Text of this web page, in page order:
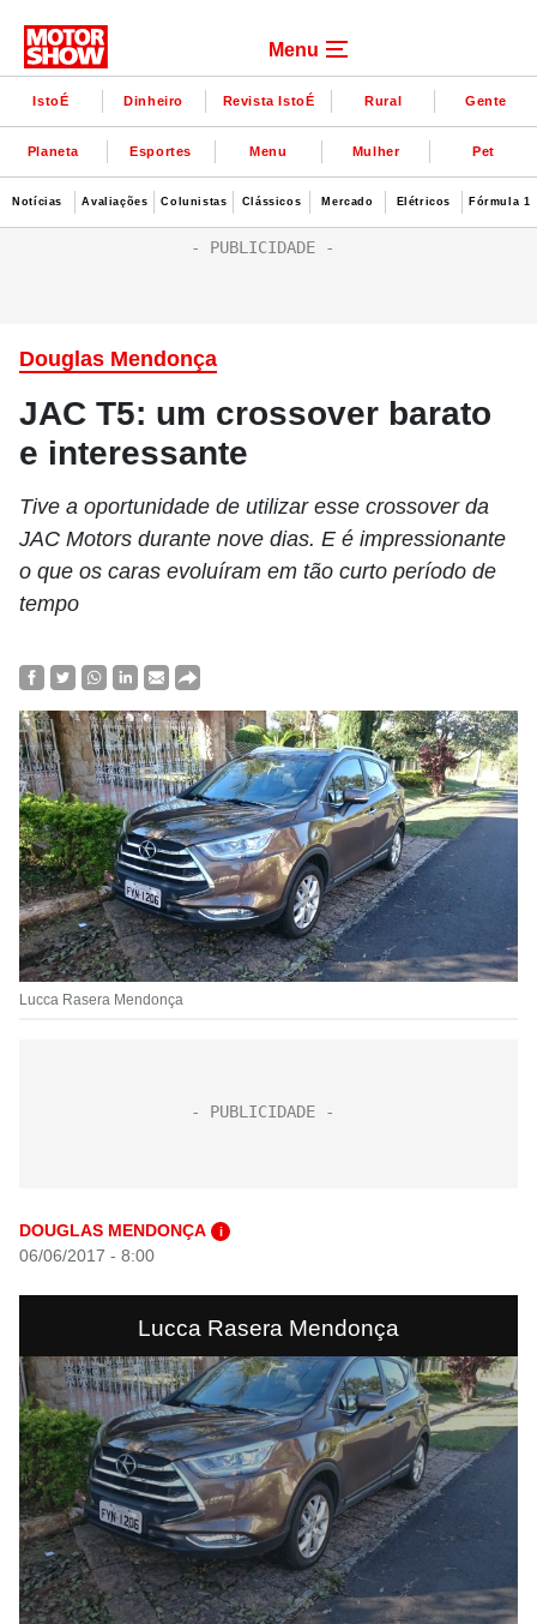
Menu
IstoÉ Dinheiro Revista IstoÉ Rural Gente
Planeta Esportes Menu Mulher Pet
Notícias Avaliações Colunistas Clássicos Mercado Elétricos Fórmula 1
Douglas Mendonça
JAC T5: um crossover barato
e interessante
Tive a oportunidade de utilizar esse crossover da
JAC Motors durante nove dias. E é impressionante
o que os caras evoluíram em tão curto período de
tempo
Lucca Rasera Mendonça
DOUGLAS MENDONÇA i
06/06/2017 - 8:00
Lucca Rasera Mendonça